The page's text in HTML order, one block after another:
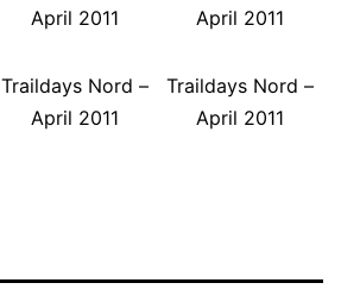
April 2011
April 2011
Traildays Nord –
April 2011
Traildays Nord –
April 2011